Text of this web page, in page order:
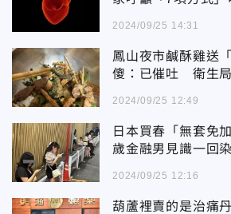
2024/09/25 14:31
鳳山夜市鹹酥雞送
傻：已催吐 衛生
2024/09/25 12:49
日本買春「無套免
歲金融男見識一回
2024/09/25 12:16
葫蘆裡賣的是治痛